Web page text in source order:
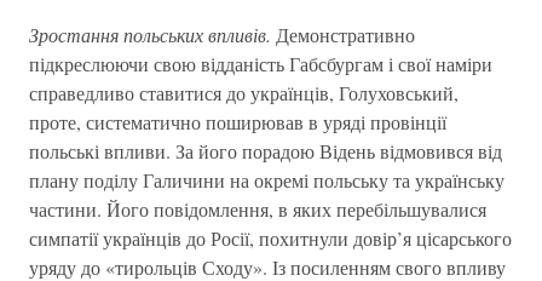
Зростання польських впливів. Демонстративно
підкреслюючи свою відданість Габсбургам і свої наміри
справедливо ставитися до українців, Голуховський,
проте, систематично поширював в уряді провінції
польські впливи. За його порадою Відень відмовився від
плану поділу Галичини на окремі польську та українську
частини. Його повідомлення, в яких перебільшувалися
симпатії українців до Росії, похитнули довір’я цісарського
уряду до «тирольців Сходу». Із посиленням свого впливу